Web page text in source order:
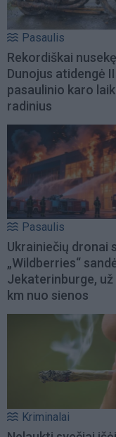
Pasaulis
Rekordiškai
Dunojus atidengė II
pasaulinio karo
radinius
Pasaulis
Ukrainiečių dronai
„Wildberries“
Jekaterinburge, už
km nuo sienos
Kriminalai